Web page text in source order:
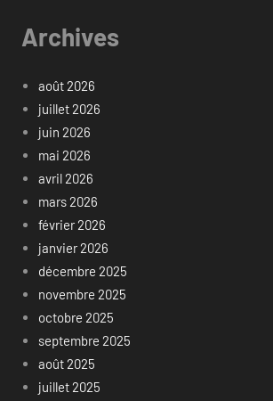
Archives
août 2026
juillet 2026
juin 2026
mai 2026
avril 2026
mars 2026
février 2026
janvier 2026
décembre 2025
novembre 2025
octobre 2025
septembre 2025
août 2025
juillet 2025